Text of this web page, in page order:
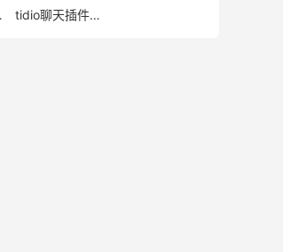
tidio聊天插件
(1)